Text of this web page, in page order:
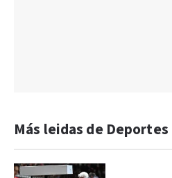
Más leidas de Deportes